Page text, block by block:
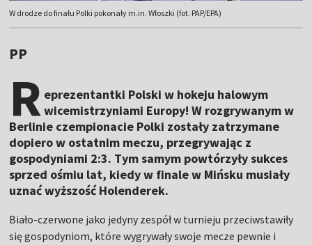
W drodze do finału Polki pokonały m.in. Włoszki (fot. PAP/EPA)
PP
R eprezentantki Polski w hokeju halowym
wicemistrzyniami Europy! W rozgrywanym w
Berlinie czempionacie Polki zostały zatrzymane
dopiero w ostatnim meczu, przegrywając z
gospodyniami 2:3. Tym samym powtórzyły sukces
sprzed ośmiu lat, kiedy w finale w Mińsku musiały
uznać wyższość Holenderek.
Biało-czerwone jako jedyny zespół w turnieju przeciwstawiły
się gospodyniom, które wygrywały swoje mecze pewnie i